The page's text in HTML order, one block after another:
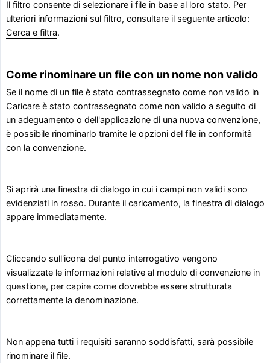
Il filtro consente di selezionare i file in base al loro stato. Per
ulteriori informazioni sul filtro, consultare il seguente articolo:
Cerca e filtra.
Come rinominare un file con un nome non valido
Se il nome di un file è stato contrassegnato come non valido in
Caricare è stato contrassegnato come non valido a seguito di
un adeguamento o dell'applicazione di una nuova convenzione,
è possibile rinominarlo tramite le opzioni del file in conformità
con la convenzione.
Si aprirà una finestra di dialogo in cui i campi non validi sono
evidenziati in rosso. Durante il caricamento, la finestra di dialogo
appare immediatamente.
Cliccando sull'icona del punto interrogativo vengono
visualizzate le informazioni relative al modulo di convenzione in
questione, per capire come dovrebbe essere strutturata
correttamente la denominazione.
Non appena tutti i requisiti saranno soddisfatti, sarà possibile
rinominare il file.